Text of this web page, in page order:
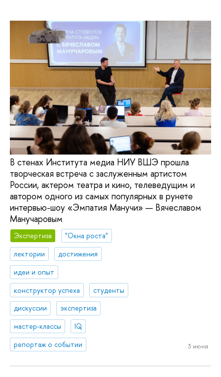
В стенах Института медиа НИУ ВШЭ прошла
творческая встреча с заслуженным артистом
России, актером театра и кино, телеведущим и
автором одного из самых популярных в рунете
интервью-шоу «Эмпатия Манучи» — Вячеславом
Манучаровым
Экспертиза
"Окна роста"
лектории
достижения
идеи и опыт
конструктор успеха
студенты
дискуссии
экспертиза
мастер-классы
IQ
репортаж о событии
3 июня